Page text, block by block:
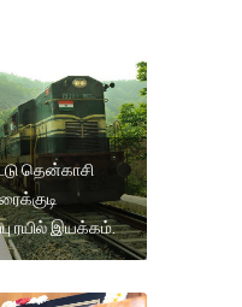
தென்காசி
ரயில் இயக்கம்.